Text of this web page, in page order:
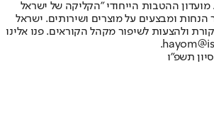
מועדון ההטבות הייחודי "הקליקה של ישראל
הנחות ומבצעים על מוצרים ושירותים. ישראל
ולהצעות לשיפור מקהל הקוראים. פנו אלינו
תשפ"ו